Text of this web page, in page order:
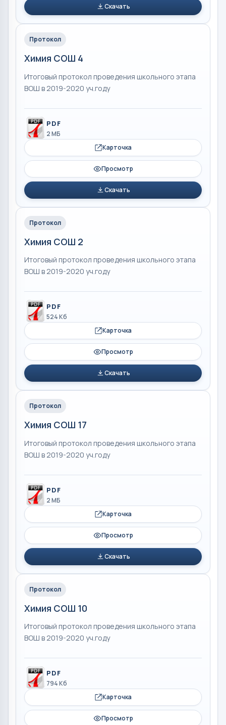
Скачать
Протокол
Химия СОШ 4
Итоговый протокол проведения школьного этапа
ВОШ в 2019-2020 уч.году
PDF
2 МБ
Карточка
Просмотр
Скачать
Протокол
Химия СОШ 2
Итоговый протокол проведения школьного этапа
ВОШ в 2019-2020 уч.году
PDF
524 Кб
Карточка
Просмотр
Скачать
Протокол
Химия СОШ 17
Итоговый протокол проведения школьного этапа
ВОШ в 2019-2020 уч.году
PDF
2 МБ
Карточка
Просмотр
Скачать
Протокол
Химия СОШ 10
Итоговый протокол проведения школьного этапа
ВОШ в 2019-2020 уч.году
PDF
794 Кб
Карточка
Просмотр